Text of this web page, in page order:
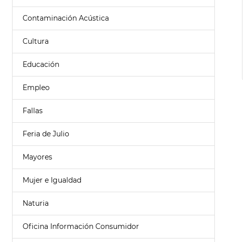
Contaminación Acústica
Cultura
Educación
Empleo
Fallas
Feria de Julio
Mayores
Mujer e Igualdad
Naturia
Oficina Información Consumidor